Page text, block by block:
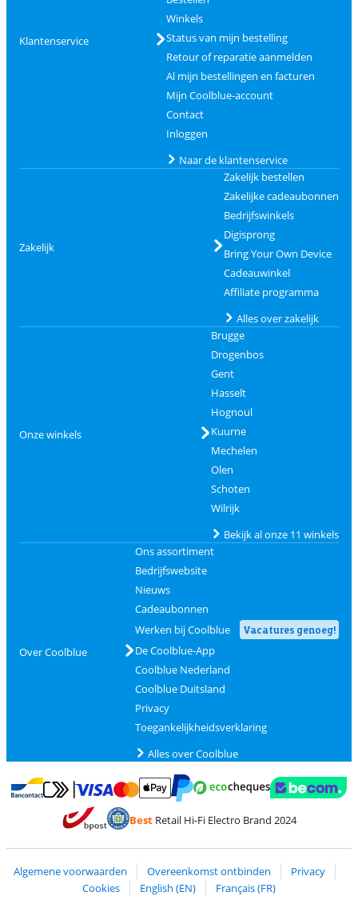
Klantenservice
Winkels
Status van mijn bestelling
Retour of reparatie aanmelden
Al mijn bestellingen en facturen
Mijn Coolblue-account
Contact
Inloggen
Naar de klantenservice
Zakelijk
Zakelijk bestellen
Zakelijke cadeaubonnen
Bedrijfswinkels
Digisprong
Bring Your Own Device
Cadeauwinkel
Affiliate programma
Alles over zakelijk
Onze winkels
Brugge
Drogenbos
Gent
Hasselt
Hognoul
Kuurne
Mechelen
Olen
Schoten
Wilrijk
Bekijk al onze 11 winkels
Over Coolblue
Ons assortiment
Bedrijfswebsite
Nieuws
Cadeaubonnen
Werken bij Coolblue
Vacatures genoeg!
De Coolblue-App
Coolblue Nederland
Coolblue Duitsland
Privacy
Toegankelijkheidsverklaring
Alles over Coolblue
Betalen met Bancontact
Betalen met MasterCard en Visa via ClickToPay
Betalen met PayPal
BestRetail Hi-Fi Electro Brand 2024
Algemene voorwaarden Overeenkomst ontbinden
Privacy
Cookies
English (EN) Français (FR)